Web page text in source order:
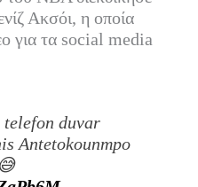
Ακσόι, η οποία
για τα social media
telefon duvar
Antetokounmpo